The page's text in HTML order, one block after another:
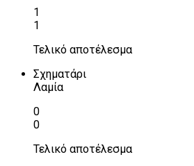
1
1
Τελικό αποτέλεσμα
Σχηματάρι
Λαμία
0
0
Τελικό αποτέλεσμα